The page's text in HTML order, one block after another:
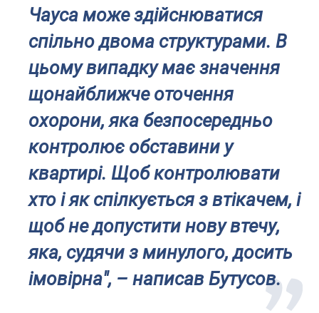
Чауса може здійснюватися
спільно двома структурами. В
цьому випадку має значення
щонайближче оточення
охорони, яка безпосередньо
контролює обставини у
квартирі. Щоб контролювати
хто і як спілкується з втікачем, і
щоб не допустити нову втечу,
яка, судячи з минулого, досить
імовірна", – написав Бутусов.